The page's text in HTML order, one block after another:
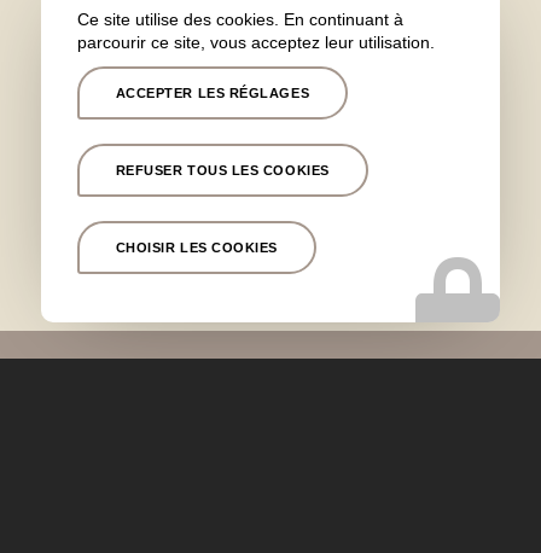
Marseille 13001,Marseille 13012, Marseille 13005
Marseille 13011,Marseille 13013,Marseille 13006
en Provence,Aubagne,Cassis,Tholonet
Marseille Prado,Marseille,Bandol,Bouches du Rhône
,Gémenos,Marseille 13007,Lyon,Cannes
Clinique Chantecler 13012 ,la Clinique Phénicia
Marseille,Paris
Ce site utilise des cookies. En continuant à
parcourir ce site, vous acceptez leur utilisation.
ACCEPTER LES RÉGLAGES
REFUSER TOUS LES COOKIES
CHOISIR LES COOKIES